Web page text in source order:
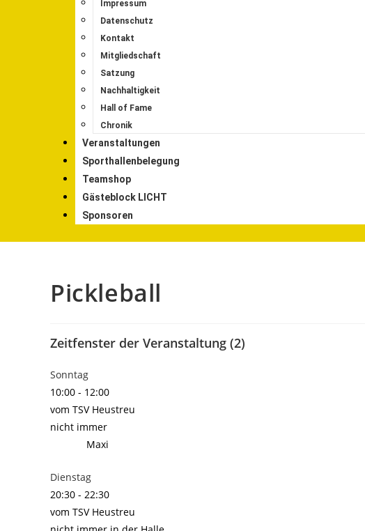
Impressum
Datenschutz
Kontakt
Mitgliedschaft
Satzung
Nachhaltigkeit
Hall of Fame
Chronik
Veranstaltungen
Sporthallenbelegung
Teamshop
Gästeblock LICHT
Sponsoren
Pickleball
Zeitfenster der Veranstaltung (2)
Sonntag
10:00 - 12:00
vom TSV Heustreu
nicht immer
Maxi
Dienstag
20:30 - 22:30
vom TSV Heustreu